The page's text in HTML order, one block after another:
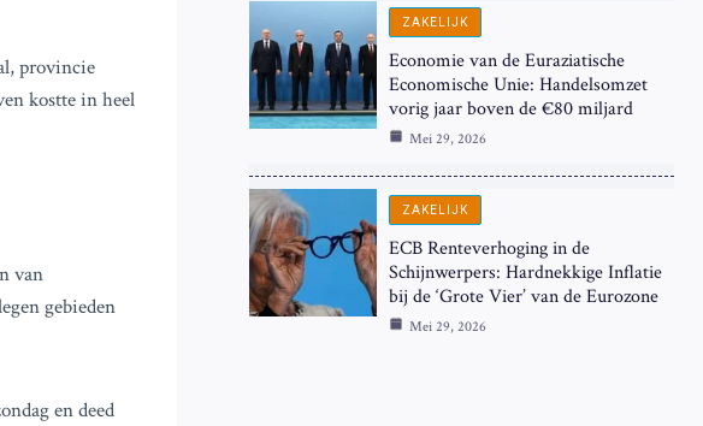
provincie
kostte in heel
van
gebieden
en deed
ZAKELIJK
Economie van de Euraziatische
Economische Unie: Handelsomzet
vorig jaar boven de €80 miljard
Mei 29, 2026
ZAKELIJK
ECB Renteverhoging in de
Schijnwerpers: Hardnekkige Inflatie
bij de ‘Grote Vier’ van de Eurozone
Mei 29, 2026